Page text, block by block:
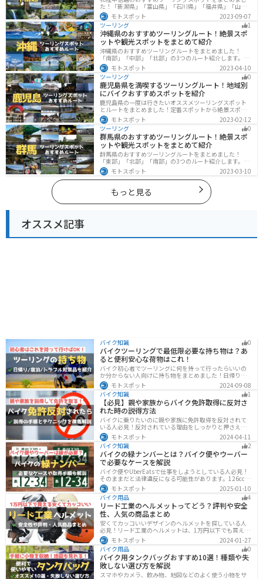
た！「新潟県」「富山県」「石川県」「福井県」「山梨
県」「長野県」の各県の観光地紹介します。自然豊かな
山々や湖、温泉地が点在し、四季折々の景色を楽しめる
スポットが多数あります。バイクで北陸甲信越にツーリ
ングに行く際は参考にしてください。
モトスポット
2023-09-07
ツーリング
1
沖縄県のおすすめツーリングルート！絶景スポ
ットや観光スポットをまとめて紹介
沖縄県のおすすめツーリングルートをまとめました！
「南部」「中部」「北部」の3つのルート紹介します。美
しいビーチや歴史と文化に溢れたスポットが多数あり、
様々な楽しみ方ができます。バイクで沖縄県にツーリン
グに行く際は参考にしてください。
モトスポット
2023-04-10
ツーリング
0
鹿児島県を満喫するツーリングルート！地域別
にバイクおすすめスポットを紹介
鹿児島県の一度は行きたいオススメツーリングスポット
とルートをまとめました！定番スポットから絶景スポッ
ト、温泉、山、海、グルメなど様々なジャンルで楽しめ
ます。バイクで鹿児島ツーリングに行こうと思っている
人は、参考にしてください。
モトスポット
2023-02-12
ツーリング
0
群馬県のおすすめツーリングルート！絶景スポ
ットや観光スポットをまとめて紹介
群馬県のおすすめツーリングルートをまとめました！
「東部」「北部」「南部」の3つのルート紹介します。草
津温泉や伊香保温泉など全国でも有名な温泉や豊かな自
然を満喫するツーリングができます。バイクで群馬県に
ツーリングに行く際は参考にしてください。
モトスポット 2023-03-10
もっと見る
オススメ記事
バイク知識 0
バイクツーリングで最低限必要な持ち物は？あ
ると便利安心な荷物はこれ！
バイク初心者でツーリングに何を持って行ったらいいの
か分からない人向けに持ち物をまとめました！日帰りや1
泊以上の日数別、トラブル対策やメンテ用品、出先であ
ると便利なアイテムまで全て解説しています。アレを忘
れた！持ってきたけど使わなかったなど出先で困らない
よう自分に必要な荷物を把握しておきましょう。
モトスポット
2024-09-08
バイク知識
1
【必見】親や家族からバイク免許取得に反対さ
れた時の説得方法
バイクに乗りたいのに親や家族に免許取得を反対されて
いる人必見！反対されている理由をしっかりと押さえて
おけば相手に理解してもらえます。無闇に説得するので
はなく、誠意を持って対応することが大切です。この記
事では理由や説得の手順、テクニックをまとめました。
モトスポット
2024-04-11
バイク知識
2
バイクの緑ナンバーとは？バイク便やウーバー
で必要なケースを解説
バイク便やUberEatsで仕事をしようとしている人必見！
そのままだと法律違反になる可能性があります。126cc以
上のバイクで運送事業を行う場合、緑ナンバー（事業
用）が必要になります。本記事では緑ナンバーの必要な
ケースや取得方法を解説します。
モトスポット
2025-01-10
バイク用品
4
リード工業のヘルメットってどう？評判や安全
性、人気の商品まとめ
安くてカッコいいデザインのヘルメットを探している人
必見！リード工業のヘルメットは、1万円以下でも買える
ヘルメットが多数あります。安全基準もしっかりクリア
しており、安全性にも優れています。種類も豊富でカス
タム用のシールドもあるので、クールに決めたい人にオ
ススメです。
モトスポット
2024-01-27
バイク用品
0
バイク用タンクバッグおすすめ10選！種類や失
敗しない選び方を解説
スマホやカメラ、飲み物、地図などのよく使う小物をサ